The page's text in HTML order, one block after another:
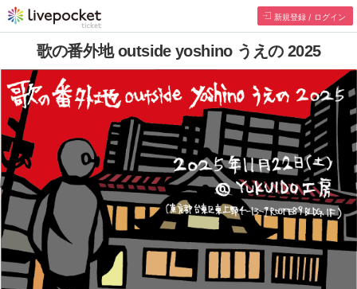
新規登録 / ログイン
歌の番外地 outside yoshino うえの 2025